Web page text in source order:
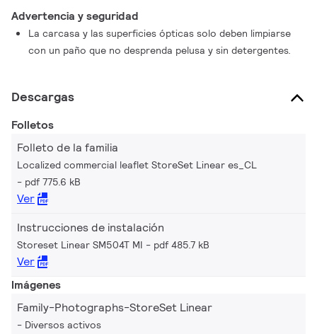
Advertencia y seguridad
La carcasa y las superficies ópticas solo deben limpiarse
con un paño que no desprenda pelusa y sin detergentes.
Descargas
Folletos
Folleto de la familia
Localized commercial leaflet StoreSet Linear es_CL
pdf 775.6 kB
Ver
Instrucciones de instalación
Storeset Linear SM504T MI pdf 485.7 kB
Ver
Imágenes
Family-Photographs-StoreSet Linear
Diversos activos